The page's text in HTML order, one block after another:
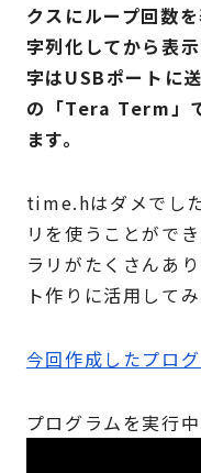
クスにループ回数
字列化してから表
字はUSBポートに
の 「Tera Term」
ます。
time.hはダメでし
リを使うことがで
ラリがたくさんあ
ト作りに活用してみ
今回作成したプロ
プログラムを実行